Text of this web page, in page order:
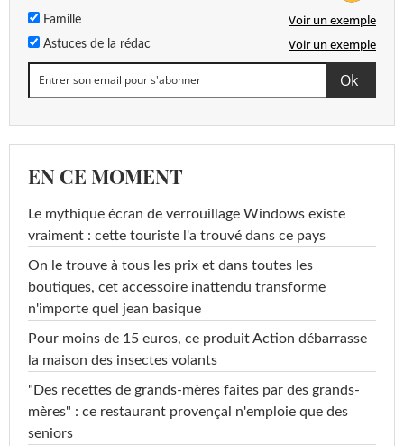
Famille Voir un exemple
Astuces de la rédac Voir un exemple
EN CE MOMENT
Le mythique écran de verrouillage Windows existe
vraiment : cette touriste l'a trouvé dans ce pays
On le trouve à tous les prix et dans toutes les
boutiques, cet accessoire inattendu transforme
n'importe quel jean basique
Pour moins de 15 euros, ce produit Action débarrasse
la maison des insectes volants
"Des recettes de grands-mères faites par des grands-
mères" : ce restaurant provençal n'emploie que des
seniors